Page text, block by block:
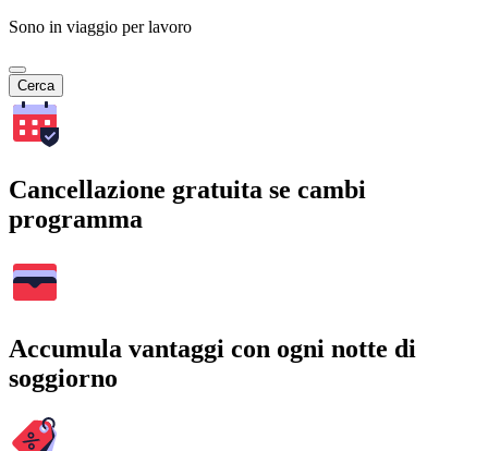
Sono in viaggio per lavoro
Cerca
Cancellazione gratuita se cambi
programma
Accumula vantaggi con ogni notte di
soggiorno